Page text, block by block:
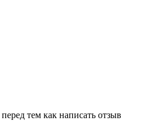
перед тем как написать отзыв